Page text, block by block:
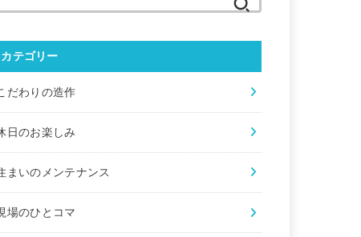
カテゴリー
だわりの造作
⽇のお楽しみ
まいのメンテナンス
場のひとコマ